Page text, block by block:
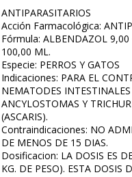
ANTIPARASITARIOS
Acción Farmacológica:
Fórmula: ALBENDAZOL 9,00
100,00 ML.
Especie: PERROS Y GATOS
Indicaciones: PARA EL
NEMATODES
ANCYLOSTOMAS Y
(ASCARIS).
Contraindicaciones: NO
DE MENOS DE 15 DIAS.
Dosificacion: LA DOSIS ES
KG. DE PESO). ESTA DOSIS